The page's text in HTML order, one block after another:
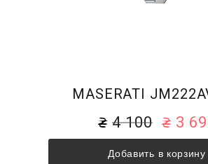
MASERATI
4 100 3
Добавить в корзину